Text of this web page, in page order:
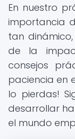
En nuestro
importancia
tan
de la
consejos
paciencia en
lo pierdas!
desarrollar
el mundo